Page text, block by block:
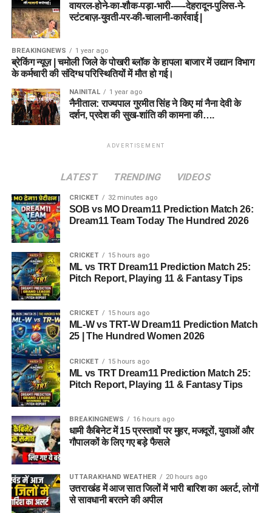
वायरल-होने-का-शौक-पड़ा-भारी-—-देहरादून-पुलिस-ने-
स्टंटबाज़-युवती-पर-की-चालानी-कार्रवाई |
BREAKINGNEWS 1 year ago
ब्रेकिंग न्यूज़ | चमोली जिले के पोखरी ब्लॉक के हापला बाजार में उद्यान विभाग
के कर्मचारी की संदिग्ध परिस्थितियों में मौत हो गई।
NAINITAL 1 year ago
नैनीताल: राज्यपाल गुरमीत सिंह ने किए मां नैना देवी के
दर्शन, प्रदेश की सुख-शांति की कामना की….
ADVERTISEMENT
LATEST TRENDING VIDEOS
CRICKET 32 minutes ago
SOB vs MO Dream11 Prediction Match 26:
Dream11 Team Today The Hundred 2026
CRICKET 15 hours ago
ML vs TRT Dream11 Prediction Match 25:
Pitch Report, Playing 11 & Fantasy Tips
CRICKET 15 hours ago
ML-W vs TRT-W Dream11 Prediction Match
25 | The Hundred Women 2026
CRICKET 15 hours ago
ML vs TRT Dream11 Prediction Match 25:
Pitch Report, Playing 11 & Fantasy Tips
BREAKINGNEWS 16 hours ago
धामी कैबिनेट में 15 प्रस्तावों पर मुहर, मजदूरों, युवाओं और
गौपालकों के लिए गए बड़े फैसले
UTTARAKHAND WEATHER 20 hours ago
उत्तराखंड में आज सात जिलों में भारी बारिश का अलर्ट, लोगों
से सावधानी बरतने की अपील